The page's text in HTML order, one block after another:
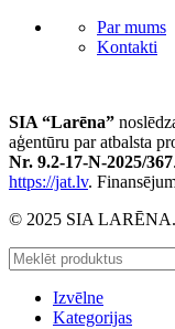
Par mums
Kontakti
SIA “Larēna”
aģentūru par atbalsta
Nr. 9.2-17-N-2025/367
https://jat.lv.
© 2025 SIA LARĒNA.
Izvēlne
Kategorijas